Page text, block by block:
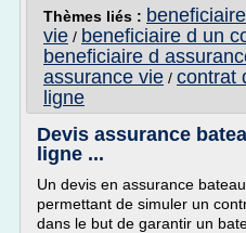
Thèmes liés :
vie / beneficiaire d un
beneficiaire d
assurance vie / contrat
ligne
Devis assurance
ligne ...
Un devis en assurance
permettant de simuler un
dans le but de garantir un